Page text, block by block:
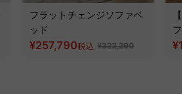
フラットチェンジソファベ
ッド
¥257,790税込 ¥322,290